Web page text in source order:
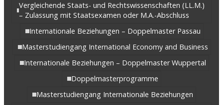
Vergleichende Staats- und Rechtswissenschaften (LL.M.)
– Zulassung mit Staatsexamen oder M.A.-Abschluss
Internationale Beziehungen – Doppelmaster Passau
Masterstudiengang International Economy and Business
Internationale Beziehungen – Doppelmaster Wuppertal
Doppelmasterprogramme
Masterstudiengang Internationale Beziehungen